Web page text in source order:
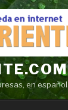
en español